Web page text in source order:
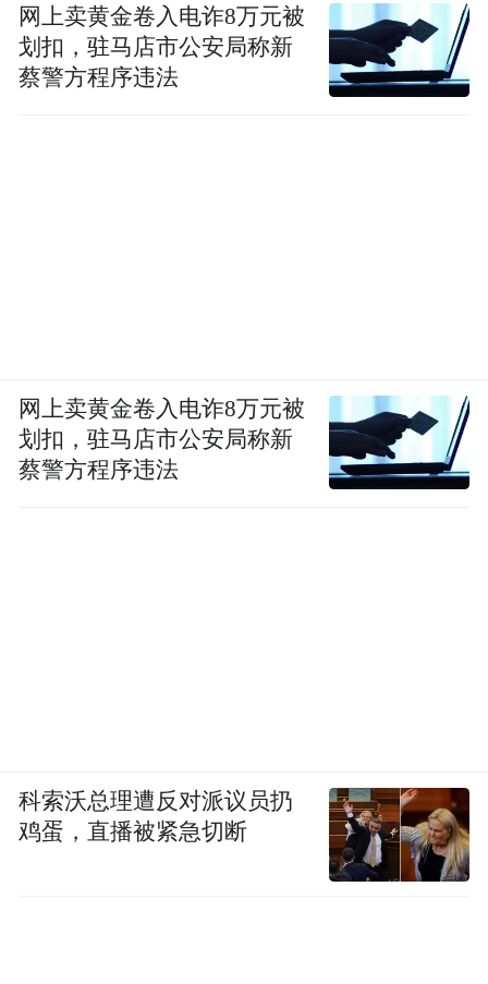
网上卖黄金卷入电诈8万元被
划扣，驻马店市公安局称新
蔡警方程序违法
网上卖黄金卷入电诈8万元被
划扣，驻马店市公安局称新
蔡警方程序违法
科索沃总理遭反对派议员扔
鸡蛋，直播被紧急切断